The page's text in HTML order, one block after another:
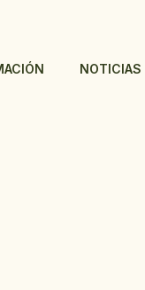
NOTICIAS